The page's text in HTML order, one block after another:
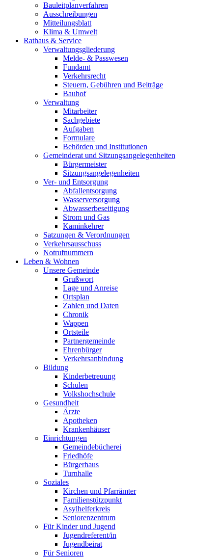
Bauleitplanverfahren
Ausschreibungen
Mitteilungsblatt
Klima & Umwelt
Rathaus & Service
Verwaltungsgliederung
Melde- & Passwesen
Fundamt
Verkehrsrecht
Steuern, Gebühren und Beiträge
Bauhof
Verwaltung
Mitarbeiter
Sachgebiete
Aufgaben
Formulare
Behörden und Institutionen
Gemeinderat und Sitzungsangelegenheiten
Bürgermeister
Sitzungsangelegenheiten
Ver- und Entsorgung
Abfallentsorgung
Wasserversorgung
Abwasserbeseitigung
Strom und Gas
Kaminkehrer
Satzungen & Verordnungen
Verkehrsausschuss
Notrufnummern
Leben & Wohnen
Unsere Gemeinde
Grußwort
Lage und Anreise
Ortsplan
Zahlen und Daten
Chronik
Wappen
Ortsteile
Partnergemeinde
Ehrenbürger
Verkehrsanbindung
Bildung
Kinderbetreuung
Schulen
Volkshochschule
Gesundheit
Ärzte
Apotheken
Krankenhäuser
Einrichtungen
Gemeindebücherei
Friedhöfe
Bürgerhaus
Turnhalle
Soziales
Kirchen und Pfarrämter
Familienstützpunkt
Asylhelferkreis
Seniorenzentrum
Für Kinder und Jugend
Jugendreferent/in
Jugendbeirat
Für Senioren